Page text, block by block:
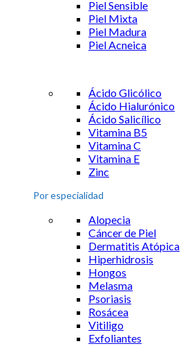
Piel Sensible
Piel Mixta
Piel Madura
Piel Acneica
Ácido Glicólico
Ácido Hialurónico
Ácido Salicílico
Vitamina B5
Vitamina C
Vitamina E
Zinc
Por especialidad
Alopecia
Cáncer de Piel
Dermatitis Atópica
Hiperhidrosis
Hongos
Melasma
Psoriasis
Rosácea
Vitiligo
Exfoliantes